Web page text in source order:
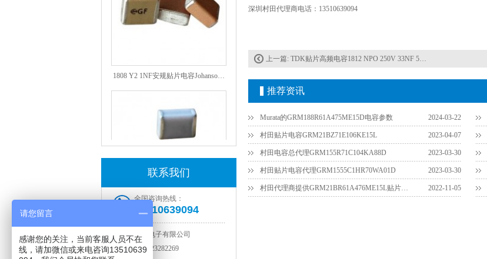
联系我们
全国咨询热线：
13510639094
深圳市智成电子有限公司
电话：0755-23282269
深圳村田代理商电话：13510639094
上一篇: TDK贴片高频电容1812 NPO 250V 33NF 5%精度
推荐资讯
Murata的GRM188R61A475ME15D电容参数 2024-03-22
村田贴片电容GRM21BZ71E106KE15L 2023-04-07
村田电容总代理GRM155R71C104KA88D 2023-03-30
村田贴片电容代理GRM1555C1HR70WA01D 2023-03-30
村田代理商提供GRM21BR61A476ME15L贴片电容销售服务 2022-11-05
请您留言
感谢您的关注，当前客服人员不在
线，请加微信或来电咨询13510639